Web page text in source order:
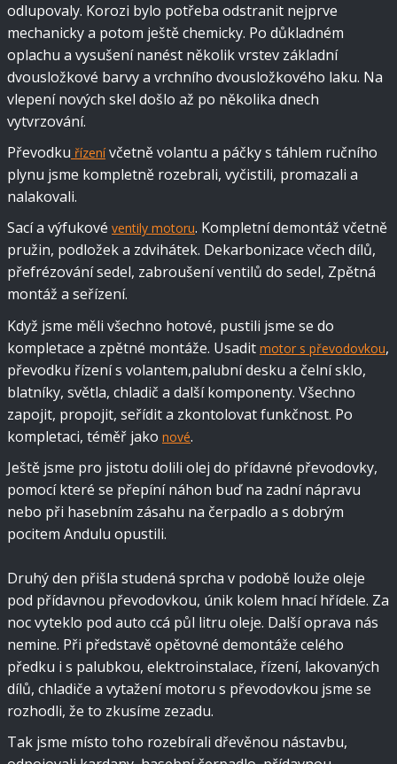
odlupovaly. Korozi bylo potřeba odstranit nejprve
mechanicky a potom ještě chemicky. Po důkladném
oplachu a vysušení nanést několik vrstev základní
dvousložkové barvy a vrchního dvousložkového laku. Na
vlepení nových skel došlo až po několika dnech
vytvrzování.
Převodku řízenívčetně volantu a páčky s táhlem ručního
plynu jsme kompletně rozebrali, vyčistili, promazali a
nalakovali.
Sací a výfukové ventily motoru. Kompletní demontáž včetně
pružin, podložek a zdvihátek. Dekarbonizace včech dílů,
přefrézování sedel, zabroušení ventilů do sedel, Zpětná
montáž a seřízení.
Když jsme měli všechno hotové, pustili jsme se do
kompletace a zpětné montáže. Usadit motor s převodovkou,
převodku řízení s volantem,palubní desku a čelní sklo,
blatníky, světla, chladič a další komponenty. Všechno
zapojit, propojit, seřídit a zkontolovat funkčnost. Po
kompletaci, téměř jako nové.
Ještě jsme pro jistotu dolili olej do přídavné převodovky,
pomocí které se přepíní náhon buď na zadní nápravu
nebo při hasebním zásahu na čerpadlo a s dobrým
pocitem Andulu opustili.
Druhý den přišla studená sprcha v podobě louže oleje
pod přídavnou převodovkou, únik kolem hnací hřídele. Za
noc vyteklo pod auto ccá půl litru oleje. Další oprava nás
nemine. Při představě opětovné demontáže celého
předku i s palubkou, elektroinstalace, řízení, lakovaných
dílů, chladiče a vytažení motoru s převodovkou jsme se
rozhodli, že to zkusíme zezadu.
Tak jsme místo toho rozebírali dřevěnou nástavbu,